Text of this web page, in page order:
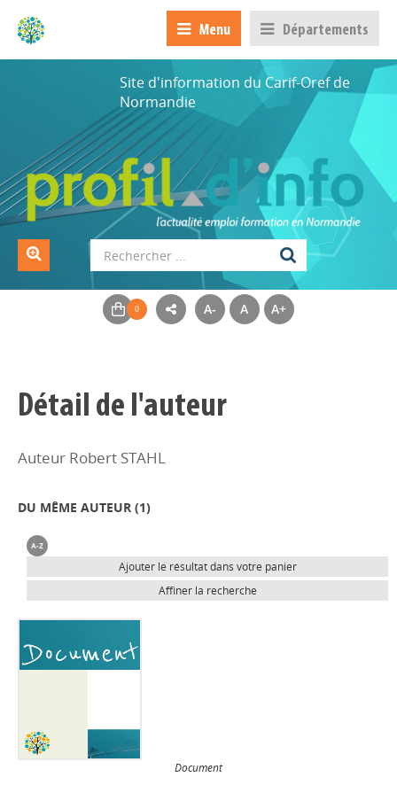
Menu Départements
Site d'information du Carif-Oref de
Normandie
A- A A+
Détail de l'auteur
Auteur Robert STAHL
DU MÊME AUTEUR (1)
Ajouter le résultat dans votre panier
Affiner la recherche
Document